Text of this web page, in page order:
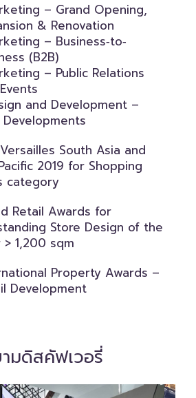
– Grand Opening,
& Renovation
– Business‐to‐
(B2B)
– Public Relations
and Development –
Developments
South Asia and
2019 for Shopping
category
Retail Awards for
Store Design of the
> 1,200 sqm
Property Awards –
Development
มดิสคัฟเวอรี่